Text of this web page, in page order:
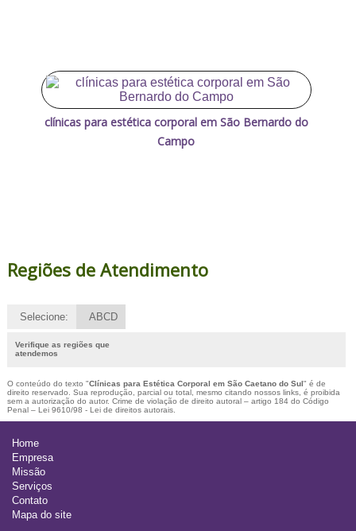
clínicas para estética corporal em São Bernardo do
Campo
Regiões de Atendimento
Selecione: ABCD
Verifique as regiões que
atendemos
O conteúdo do texto "Clínicas para Estética Corporal em São Caetano do Sul " é de
direito reservado. Sua reprodução, parcial ou total, mesmo citando nossos links, é proibida
sem a autorização do autor. Crime de violação de direito autoral – artigo 184 do Código
Penal – Lei 9610/98 - Lei de direitos autorais.
Home
Empresa
Missão
Serviços
Contato
Mapa do site